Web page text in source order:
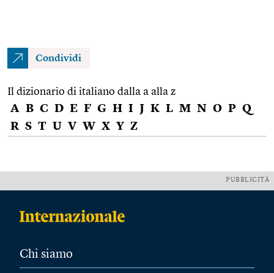
Condividi
Il dizionario di italiano dalla a alla z
A B C D E F G H I J K L M N O P Q
R S T U V W X Y Z
PUBBLICITÀ
Chi siamo